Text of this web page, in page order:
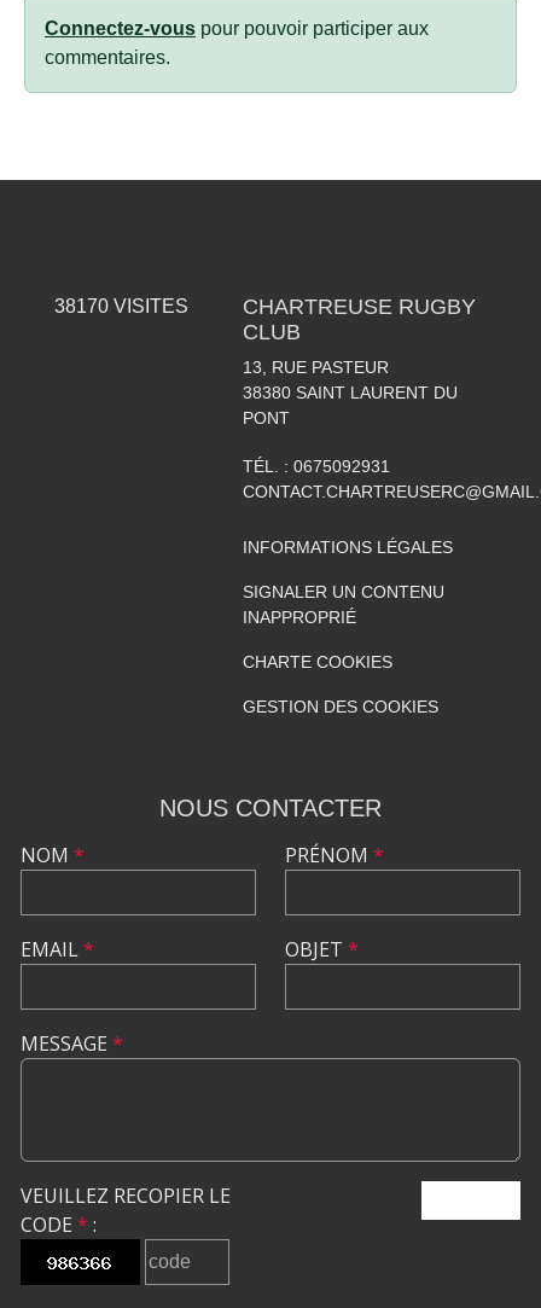
Connectez-vous pour pouvoir participer aux
commentaires.
38170VISITES
CHARTREUSE RUGBY
CLUB
13, RUE PASTEUR
38380 SAINT LAURENT DU
PONT
TÉL. : 0675092931
INFORMATIONS LÉGALES
SIGNALER UN CONTENU
INAPPROPRIÉ
CHARTE COOKIES
GESTION DES COOKIES
NOUS CONTACTER
NOM *
EMAIL*
PRÉNOM *
OBJET *
MESSAGE *
VEUILLEZ RECOPIER LE
CODE * :